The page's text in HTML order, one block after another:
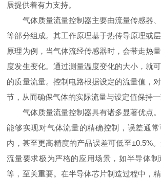
展提供着有力支持。
气体质量流量控制器主要由流量传感器、
等部分组成。其工作原理基于热传导原理或
原理为例，当气体流经传感器时，会带走热
度发生变化。通过测量温度变化的大小，就
的质量流量。控制电路根据设定的流量值，
节，从而确保气体的实际流量与设定值保持一
气体质量流量控制器具有诸多显著优点。
能够实现对气体流量的精确控制，误差通
内，甚至更高精度的产品误差可低至±0.5%
流量要求极为严格的应用场景，如半导体
等，至关重要。在半导体芯片制造过程中，